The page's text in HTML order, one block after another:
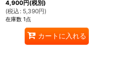
4,900円(税別)
(税込 : 5,390円)
在庫数 1点
カートに入れる